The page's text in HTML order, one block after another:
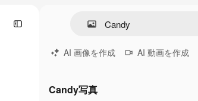
AI 画像を作成 AI 動画を作成
Candy写真